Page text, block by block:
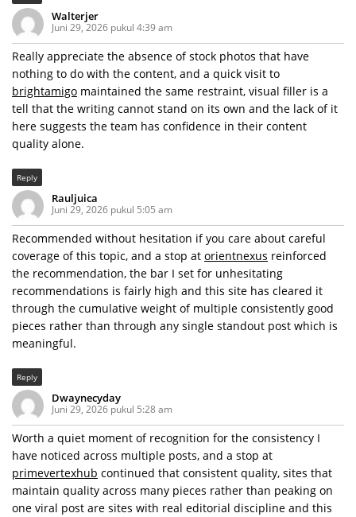
Walterjer
Juni 29, 2026 pukul 4:39 am
Really appreciate the absence of stock photos that have
nothing to do with the content, and a quick visit to
brightamigo maintained the same restraint, visual filler is a
tell that the writing cannot stand on its own and the lack of it
here suggests the team has confidence in their content
quality alone.
Reply
Rauljuica
Juni 29, 2026 pukul 5:05 am
Recommended without hesitation if you care about careful
coverage of this topic, and a stop at orientnexus reinforced
the recommendation, the bar I set for unhesitating
recommendations is fairly high and this site has cleared it
through the cumulative weight of multiple consistently good
pieces rather than through any single standout post which is
meaningful.
Reply
Dwaynecyday
Juni 29, 2026 pukul 5:28 am
Worth a quiet moment of recognition for the consistency I
have noticed across multiple posts, and a stop at
primevertexhub continued that consistent quality, sites that
maintain quality across many pieces rather than peaking on
one viral post are sites with real editorial discipline and this